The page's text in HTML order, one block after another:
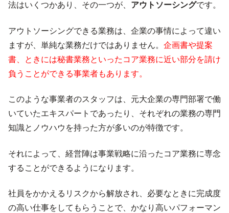
法はいくつかあり、その一つが、 アウトソーシングです。
アウトソーシングできる業務は、企業の事情によって違い
ますが、単純な業務だけではありません。 企画書や提案
書、ときには秘書業務といったコア業務に近い部分を請け
負うことができる事業者もあります。
このような事業者のスタッフは、元大企業の専門部署で働
いていたエキスパートであったり、それぞれの業務の専門
知識とノウハウを持った方が多いのが特徴です。
それによって、経営陣は事業戦略に沿ったコア業務に専念
することができるようになります。
社員をかかえるリスクから解放され、必要なときに完成度
の高い仕事をしてもらうことで、かなり高いパフォーマン